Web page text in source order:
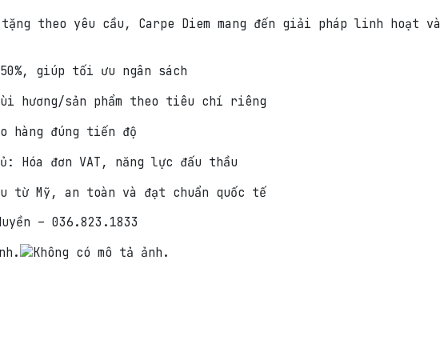
theo yêu cầu, Carpe Diem mang đến giải pháp linh hoạt và
giúp tối ưu ngân sách
hương/sản phẩm theo tiêu chí riêng
hàng đúng tiến độ
Hóa đơn VAT, năng lực đấu thầu
từ Mỹ, an toàn và đạt chuẩn quốc tế
– 036.823.1833